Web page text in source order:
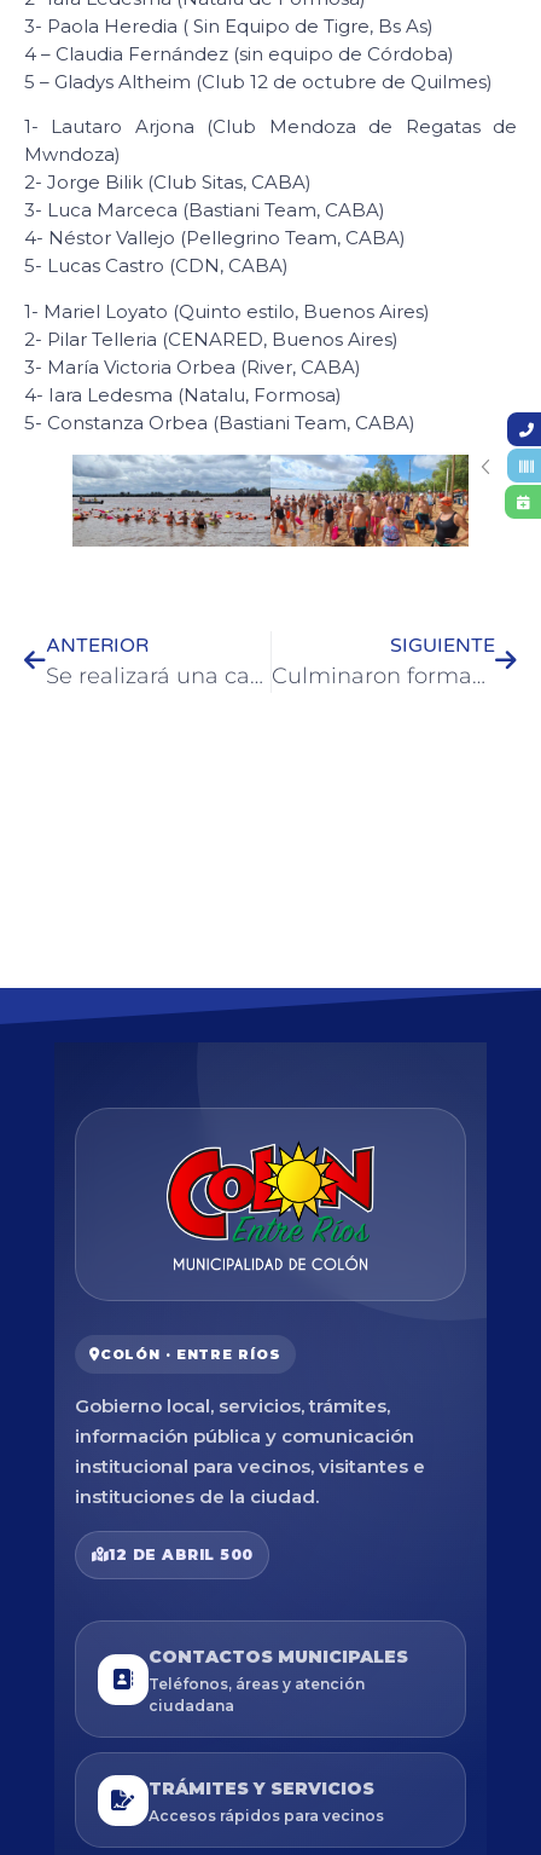
3- Paola Heredia ( Sin Equipo de Tigre, Bs As)
4 – Claudia Fernández (sin equipo de Córdoba)
5 – Gladys Altheim (Club 12 de octubre de Quilmes)
1- Lautaro Arjona (Club Mendoza de Regatas de
Mwndoza)
2- Jorge Bilik (Club Sitas, CABA)
3- Luca Marceca (Bastiani Team, CABA)
4- Néstor Vallejo (Pellegrino Team, CABA)
5- Lucas Castro (CDN, CABA)
1- Mariel Loyato (Quinto estilo, Buenos Aires)
2- Pilar Telleria (CENARED, Buenos Aires)
3- María Victoria Orbea (River, CABA)
4- Iara Ledesma (Natalu, Formosa)
5- Constanza Orbea (Bastiani Team, CABA)
ANTERIOR
Se realizará una capacitación sobre salud mental en el trabajo social
SIGUIENTE
Culminaron formaciones y capacitaciones de Jóvenes y Adultos de Colón
COLÓN · ENTRE RÍOS
Gobierno local, servicios, trámites,
información pública y comunicación
institucional para vecinos, visitantes e
instituciones de la ciudad.
12 DE ABRIL 500
CONTACTOS MUNICIPALES
Teléfonos, áreas y atención
ciudadana
TRÁMITES Y SERVICIOS
Accesos rápidos para vecinos